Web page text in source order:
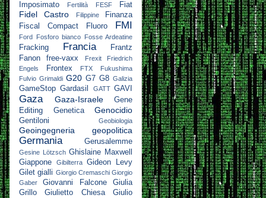
Imposimato
Fertilità FESF Fiat
Fidel Castro Filippine
Finanza
Fiscal Compact
Fluoro FMI
Ford Fosforo bianco Fosse Ardeatine
Fracking Francia
Frantz
Fanon
free-vaxx Frexit
Friedrich
Engels
Frontex FTX
Fukushima
Fulvio Grimaldi G20 G7 G8 Galizia
GameStop Gardasil GATT GAVI
Gaza Gaza-Israele
Gene
Editing
Genetica Genocidio
Gentiloni Geobiologia
Geoingegneria geopolitica
Germania Gerusalemme
Gesine Lötzsch Ghislaine Maxwell
Giappone
Gibilterra Gideon Levy
Gilet gialli Giorgio Cremaschi Giorgio
Gaber
Giovanni Falcone
Giulia
Grillo
Giulietto Chiesa
Giulio